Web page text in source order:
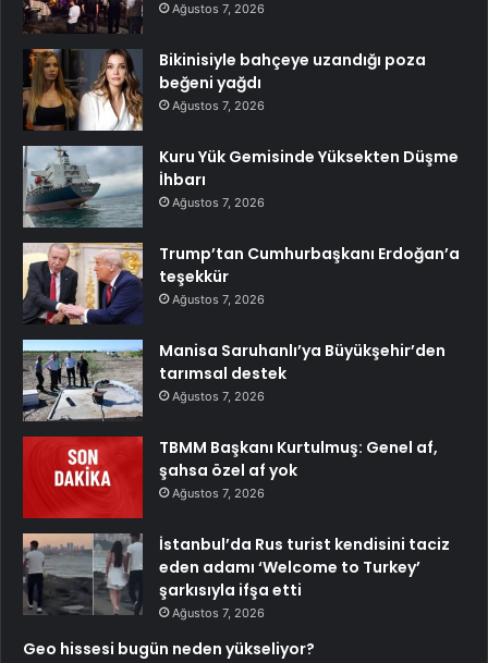
Ağustos 7, 2026
Bikinisiyle bahçeye uzandığı poza
beğeni yağdı
Ağustos 7, 2026
Kuru Yük Gemisinde Yüksekten Düşme
İhbarı
Ağustos 7, 2026
Trump’tan Cumhurbaşkanı Erdoğan’a
teşekkür
Ağustos 7, 2026
Manisa Saruhanlı’ya Büyükşehir’den
tarımsal destek
Ağustos 7, 2026
TBMM Başkanı Kurtulmuş: Genel af,
şahsa özel af yok
Ağustos 7, 2026
İstanbul’da Rus turist kendisini taciz
eden adamı ‘Welcome to Turkey’
şarkısıyla ifşa etti
Ağustos 7, 2026
Geo hissesi bugün neden yükseliyor?